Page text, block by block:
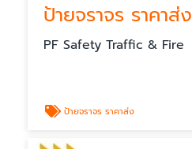
ป้ายจราจร ราคาส่ง
PF Safety Traffic & Fire
ป้ายจราจร ราคาส่ง